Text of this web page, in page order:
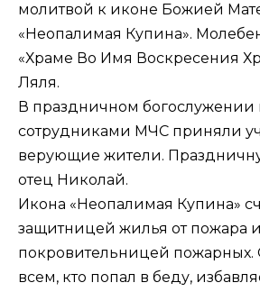
молитвой к иконе Божией
«Неопалимая Купина».
«Храме Во Имя Воскресения
Ляля.
В праздничном богослужении
сотрудниками МЧС приняли
верующие жители.
отец Николай.
Икона «Неопалимая Купина»
защитницей жилья от пожара и
покровительницей пожарных.
всем, кто попал в беду,